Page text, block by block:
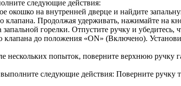
следующие действия:
на внутренней дверце и найдите
Продолжая удерживать, нажимайте на
горелки. Отпустите ручку и убедитесь,
до положения «ON» (Включено).
нескольких попыток, поверните верхнюю ручку
следующие действия: Поверните ручку